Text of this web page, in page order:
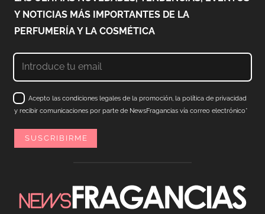
Y NOTICIAS MÁS IMPORTANTES DE LA
PERFUMERÍA Y LA COSMÉTICA
Acepto las condiciones legales de la promoción, la política de privacidad
y recibir comunicaciones por parte de NewsFragancias vía correo electrónico*